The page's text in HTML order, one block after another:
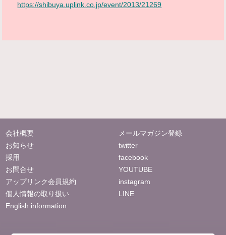
https://shibuya.uplink.co.jp/event/2013/21269
会社概要
お知らせ
採用
お問合せ
アップリンク会員規約
個人情報の取り扱い
English information
メールマガジン登録
twitter
facebook
YOUTUBE
instagram
LINE